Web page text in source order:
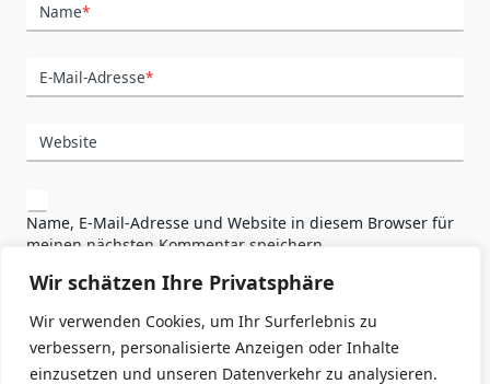
Wir schätzen Ihre Privatsphäre
Wir verwenden Cookies, um Ihr Surferlebnis zu
verbessern, personalisierte Anzeigen oder Inhalte
einzusetzen und unseren Datenverkehr zu analysieren.
Name*
E-Mail-Adresse*
Website
Name, E-Mail-Adresse und Website in diesem Browser für
meinen nächsten Kommentar speichern.